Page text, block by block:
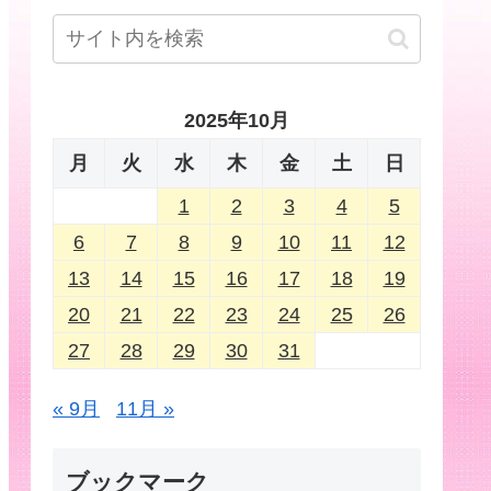
2025年10月
月
火 水 木 金 土
日
1
2 3 4
5
6
7 8 9 10 11
12
13
14 15 16 17 18
19
20
21 22 23 24 25
26
27
28 29 30 31
« 9月 11月 »
ブックマーク